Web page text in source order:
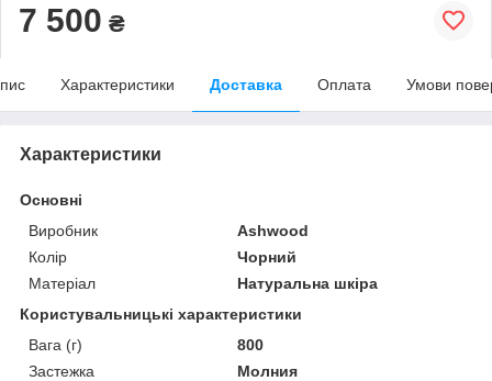
7 500 ₴
Характеристики Доставка Оплата Умови
Характеристики
Основні
Виробник
Ashwood
Колір
Чорний
Матеріал
Натуральна шкіра
Користувальницькі характеристики
Вага (г)
800
Застежка
Молния